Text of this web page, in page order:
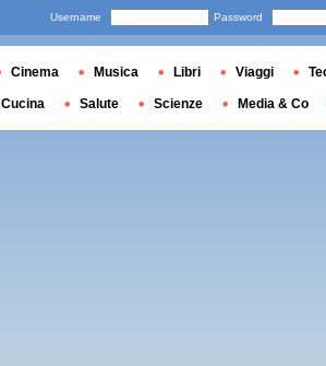
Username Password
Cinema Musica Libri Viaggi
Cucina Salute Scienze Media & Co